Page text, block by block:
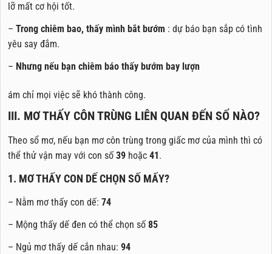
lỡ mất cơ hội tốt.
– Trong chiêm bao, thấy mình bắt bướm : dự báo bạn sắp có tình
yêu say đắm.
– Nhưng nếu bạn chiêm báo thấy bướm bay lượn
ám chỉ mọi việc sẽ khó thành công.
III. MƠ THẤY CÔN TRÙNG LIÊN QUAN ĐẾN SỐ NÀO?
Theo sổ mơ, nếu bạn mơ côn trùng trong giấc mơ của mình thì có
thể thử vận may với con số 39 hoặc 41.
1. MƠ THẤY CON DẾ CHỌN SỐ MẤY?
– Nằm mơ thấy con dế: 74
– Mộng thấy dế đen có thể chọn số 85
– Ngủ mơ thấy dế cắn nhau: 94